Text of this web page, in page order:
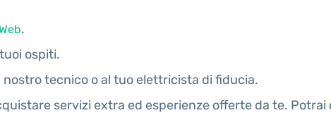
.
ospiti.
nostro tecnico o al tuo elettricista di fiducia.
servizi extra ed esperienze offerte da te. Potrai